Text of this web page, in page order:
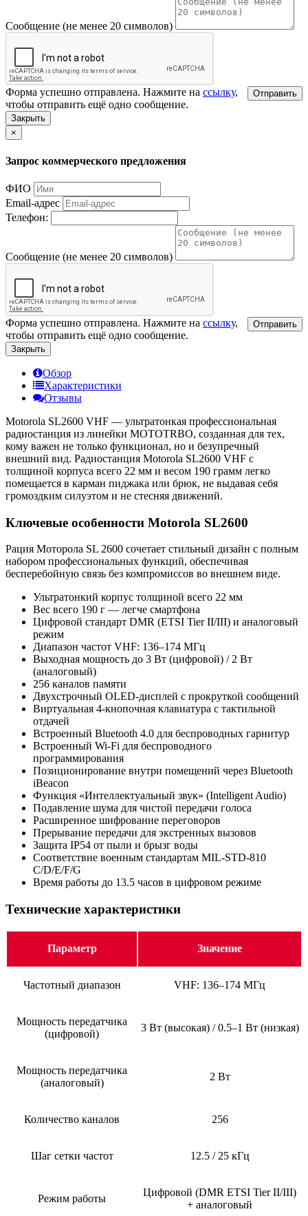
Сообщение (не менее 20 символов)
Отправить
Форма успешно отправлена. Нажмите на ссылку,
чтобы отправить ещё одно сообщение.
Закрыть
×
Запрос коммерческого предложения
ФИО
Email-адрес
Телефон:
Сообщение (не менее 20 символов)
Отправить
Форма успешно отправлена. Нажмите на ссылку,
чтобы отправить ещё одно сообщение.
Закрыть
Обзор
Характеристики
Отзывы
Motorola SL2600 VHF — ультратонкая профессиональная
радиостанция из линейки MOTOTRBO, созданная для тех,
кому важен не только функционал, но и безупречный
внешний вид. Радиостанция Motorola SL2600 VHF с
толщиной корпуса всего 22 мм и весом 190 грамм легко
помещается в карман пиджака или брюк, не выдавая себя
громоздким силуэтом и не стесняя движений.
Ключевые особенности Motorola SL2600
Рация Моторола SL 2600 сочетает стильный дизайн с полным
набором профессиональных функций, обеспечивая
бесперебойную связь без компромиссов во внешнем виде.
Ультратонкий корпус толщиной всего 22 мм
Вес всего 190 г — легче смартфона
Цифровой стандарт DMR (ETSI Tier II/III) и аналоговый
режим
Диапазон частот VHF: 136–174 МГц
Выходная мощность до 3 Вт (цифровой) / 2 Вт
(аналоговый)
256 каналов памяти
Двухстрочный OLED-дисплей с прокруткой сообщений
Виртуальная 4-кнопочная клавиатура с тактильной
отдачей
Встроенный Bluetooth 4.0 для беспроводных гарнитур
Встроенный Wi-Fi для беспроводного
программирования
Позиционирование внутри помещений через Bluetooth
iBeacon
Функция «Интеллектуальный звук» (Intelligent Audio)
Подавление шума для чистой передачи голоса
Расширенное шифрование переговоров
Прерывание передачи для экстренных вызовов
Защита IP54 от пыли и брызг воды
Соответствие военным стандартам MIL-STD-810
C/D/E/F/G
Время работы до 13.5 часов в цифровом режиме
Технические характеристики
Параметр Значение
Частотный диапазон VHF: 136–174 МГц
Мощность передатчика
(цифровой)
3 Вт (высокая) / 0.5–1 Вт (низкая)
Мощность передатчика
(аналоговый)
2 Вт
Количество каналов 256
Шаг сетки частот 12.5 / 25 кГц
Режим работы
Цифровой (DMR ETSI Tier II/III)
+ аналоговый